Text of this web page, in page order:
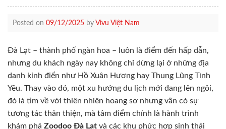
Posted on 09/12/2025 by Vivu Việt Nam
Đà Lạt – thành phố ngàn hoa – luôn là điểm đến hấp dẫn,
nhưng du khách ngày nay không chỉ dừng lại ở những địa
danh kinh điển như Hồ Xuân Hương hay Thung Lũng Tình
Yêu. Thay vào đó, một xu hướng du lịch mới đang lên ngôi,
đó là tìm về với thiên nhiên hoang sơ nhưng vẫn có sự
tương tác thân thiện, mà tâm điểm chính là hành trình
khám phá Zoodoo Đà Lạt và các khu phức hợp sinh thái